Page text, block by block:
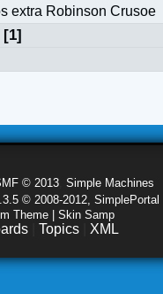
extra Robinson Crusoe
[1]
© 2013 ,Simple Machines
© 2008-2012, SimplePortal
Theme | Skin Samp
|Topics XML